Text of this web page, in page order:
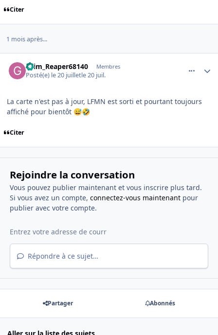
Citer
1 mois après...
Grim_Reaper68140 Membres
Posté(e) le 20 juilletle 20 juil.
La carte n'est pas à jour, LFMN est sorti et pourtant toujours
affiché pour bientôt 😅🤣
Citer
Rejoindre la conversation
Vous pouvez publier maintenant et vous inscrire plus tard.
Si vous avez un compte, connectez-vous maintenantpour
publier avec votre compte.
Répondre à ce sujet…
Partager Abonnés